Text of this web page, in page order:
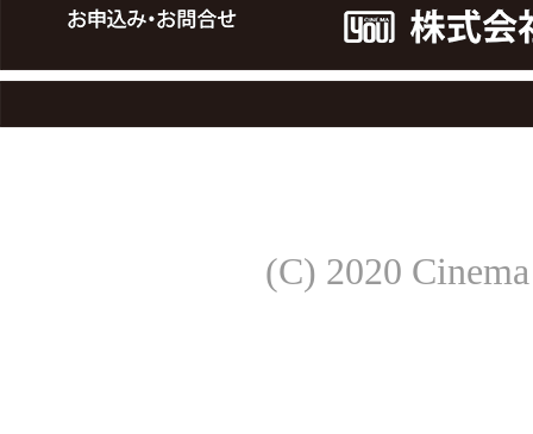
(C) 2020